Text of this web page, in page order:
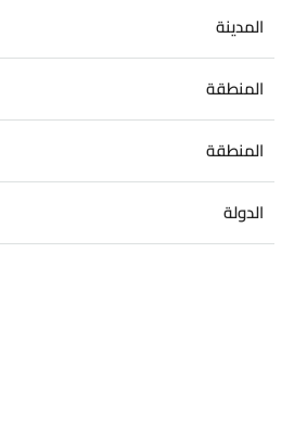
المدينة
المنطقة
المنطقة
الدولة